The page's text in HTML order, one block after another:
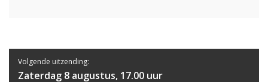
Volgende uitzending:
Zaterdag 8 augustus, 17.00 uur